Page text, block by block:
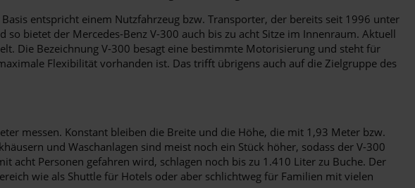
entspricht einem Nutzfahrzeug bzw. Transporter, der bereits seit 1996 unter
so bietet der Mercedes-Benz V-300 auch bis zu acht Sitze im Innenraum. Aktuell
Die Bezeichnung V-300 besagt eine bestimmte Motorisierung und steht für
Flexibilität vorhanden ist. Das trifft übrigens auch auf die Zielgruppe des
messen. Konstant bleiben die Breite und die Höhe, die mit 1,93 Meter bzw.
und Waschanlagen sind meist noch ein Stück höher, sodass der V-300
acht Personen gefahren wird, schlagen noch bis zu 1.410 Liter zu Buche. Der
wie als Shuttle für Hotels oder aber schlichtweg für Familien mit vielen